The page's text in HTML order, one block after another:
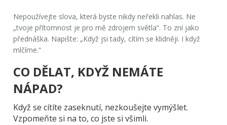
Nepoužívejte slova, která byste nikdy neřekli nahlas. Ne
„tvoje přítomnost je pro mě zdrojem světla“. To zní jako
přednáška. Napište: „Když jsi tady, cítím se klidněji. I když
mlčíme.“
CO DĚLAT, KDYŽ NEMÁTE
NÁPAD?
Když se cítíte zaseknutí, nezkoušejte vymýšlet.
Vzpomeňte si na to, co jste si všimli.